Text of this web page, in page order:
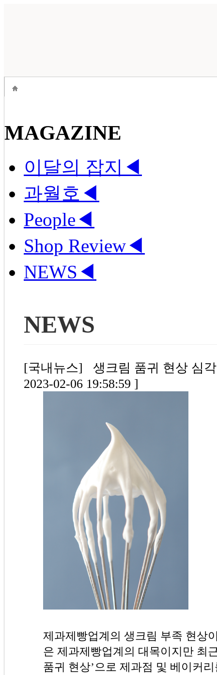
MAGAZINE
이달의 잡지 ◀
과월호 ◀
People◀
Shop Review◀
NEWS ◀
NEWS
[국내뉴스] 생크림 품귀 현상 심
2023-02-06 19:58:59 ]
제과제빵업계의 생크림 부족 현상
은 제과제빵업계의 대목이지만 최
품귀 현상’으로 제과점 및 베이커